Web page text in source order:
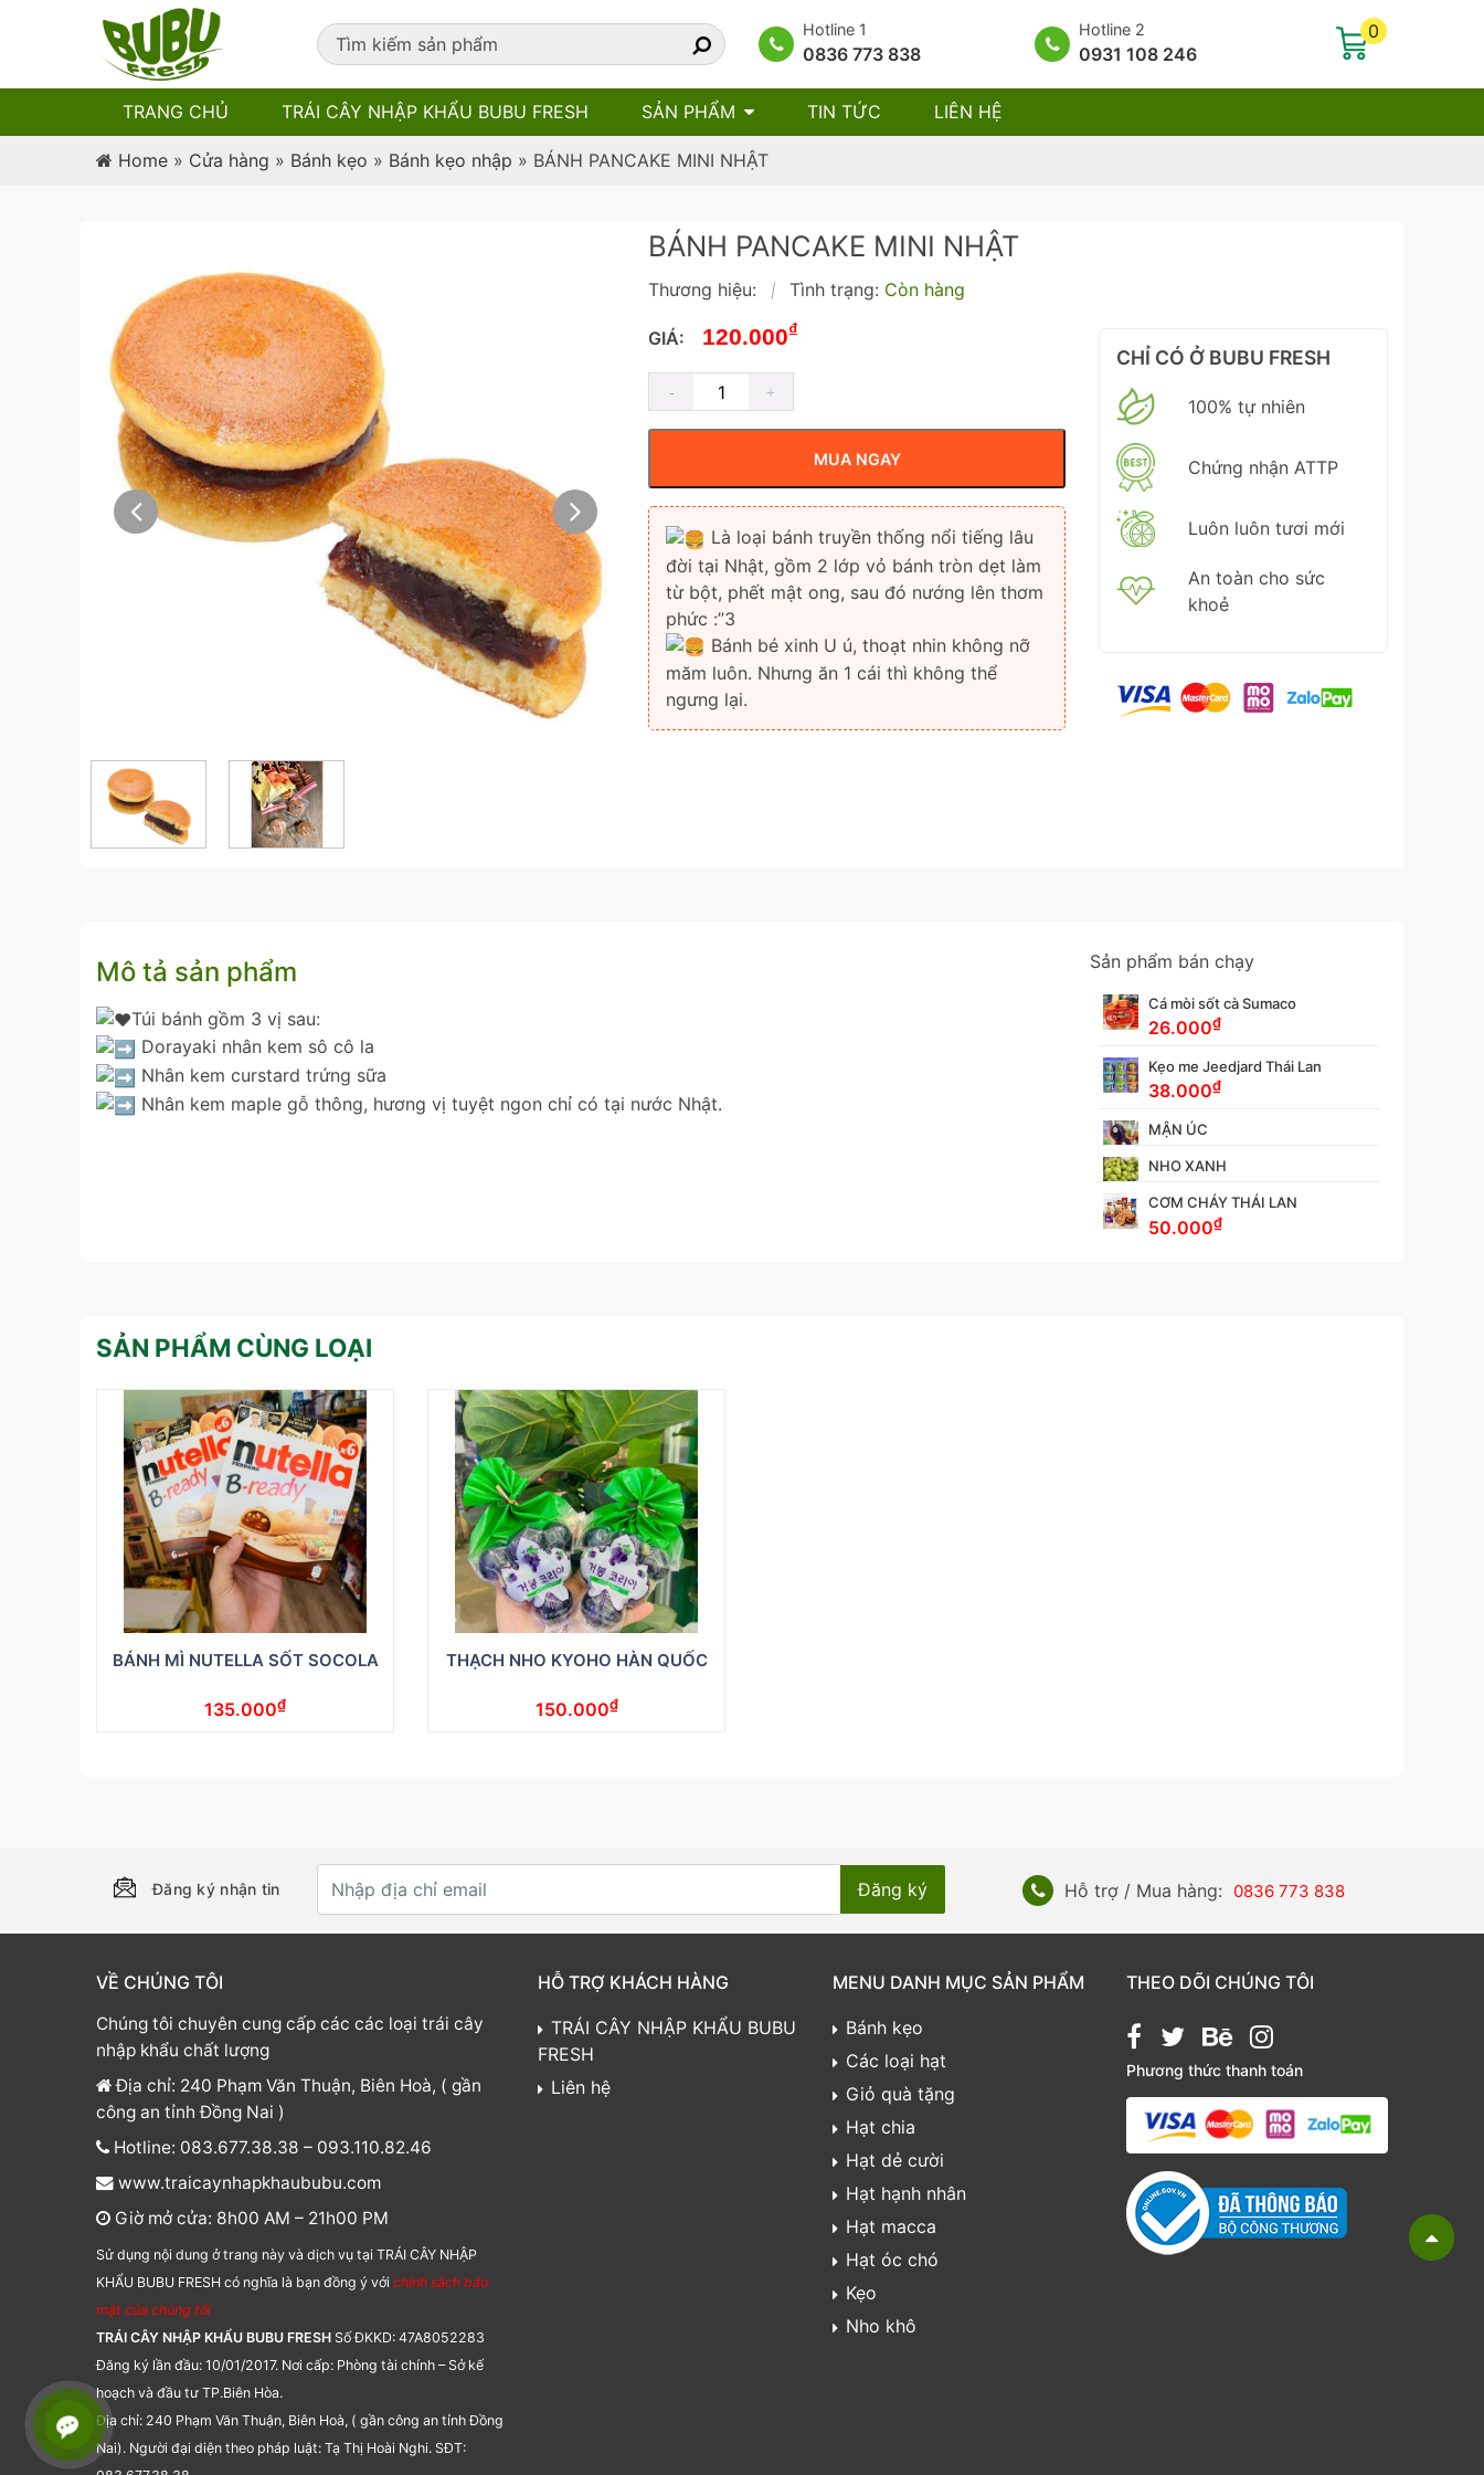
Hotline 1
0836 773 838
Hotline 2
0931 108 246
0
TRANG CHỦ TRÁI CÂY NHẬP KHẨU BUBU FRESH SẢN PHẨM TIN TỨC LIÊN HỆ
Home » Cửa hàng » Bánh kẹo » Bánh kẹo nhập » BÁNH PANCAKE MINI NHẬT
BÁNH PANCAKE MINI NHẬT
Thương hiệu: | Tình trạng: Còn hàng
GIÁ: 120.000₫
MUA NGAY
Là loại bánh truyền thống nổi tiếng lâu
đời tại Nhật, gồm 2 lớp vỏ bánh tròn dẹt làm
từ bột, phết mật ong, sau đó nướng lên thơm
phức :”3
Bánh bé xinh U ú, thoạt nhin không nỡ
măm luôn. Nhưng ăn 1 cái thì không thể
ngưng lại.
CHỈ CÓ Ở BUBU FRESH
100% tự nhiên
Chứng nhận ATTP
Luôn luôn tươi mới
An toàn cho sức
khoẻ
Mô tả sản phẩm
Túi bánh gồm 3 vị sau:
Dorayaki nhân kem sô cô la
Nhân kem curstard trứng sữa
Nhân kem maple gỗ thông, hương vị tuyệt ngon chỉ có tại nước Nhật.
Sản phẩm bán chạy
Cá mòi sốt cà Sumaco
26.000₫
Kẹo me Jeedjard Thái Lan
38.000₫
MẬN ÚC
NHO XANH
CƠM CHÁY THÁI LAN
50.000₫
SẢN PHẨM CÙNG LOẠI
BÁNH MÌ NUTELLA SỐT SOCOLA
135.000₫
THẠCH NHO KYOHO HÀN QUỐC
150.000₫
Đăng ký nhận tin Hỗ trợ / Mua hàng: 0836 773 838
VỀ CHÚNG TÔI
Chúng tôi chuyên cung cấp các các loại trái cây
nhập khẩu chất lượng
Địa chỉ: 240 Phạm Văn Thuận, Biên Hoà, ( gần
công an tỉnh Đồng Nai )
Hotline: 083.677.38.38 – 093.110.82.46
www.traicaynhapkhaububu.com
Giờ mở cửa: 8h00 AM – 21h00 PM
Sử dụng nội dung ở trang này và dịch vụ tại TRÁI CÂY NHẬP
KHẨU BUBU FRESH có nghĩa là bạn đồng ý với chính sách bảo
mật của chúng tôi
TRÁI CÂY NHẬP KHẨU BUBU FRESH Số ĐKKD: 47A8052283
Đăng ký lần đầu: 10/01/2017. Nơi cấp: Phòng tài chính – Sở kế
hoạch và đầu tư TP.Biên Hòa.
Địa chỉ: 240 Phạm Văn Thuận, Biên Hoà, ( gần công an tỉnh Đồng
Nai). Người đại diện theo pháp luật: Tạ Thị Hoài Nghi. SĐT:
HỖ TRỢ KHÁCH HÀNG
TRÁI CÂY NHẬP KHẨU BUBU
FRESH
Liên hệ
MENU DANH MỤC SẢN PHẨM
Bánh kẹo
Các loại hạt
Giỏ quà tặng
Hạt chia
Hạt dẻ cười
Hạt hạnh nhân
Hạt macca
Hạt óc chó
Kẹo
Nho khô
THEO DÕI CHÚNG TÔI
Phương thức thanh toán